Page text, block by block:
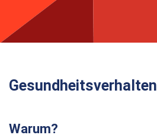
Gesundheitsverhalten
Warum?